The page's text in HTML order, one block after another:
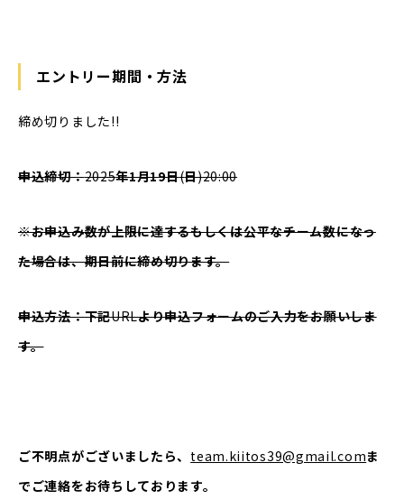
エントリー期間・方法
締め切りました!!
申込締切：2025年1月19日(日)20:00
※お申込み数が上限に達するもしくは公平なチーム数になっ
た場合は、期日前に締め切ります。
申込方法：下記URLより申込フォームのご入力をお願いしま
す。
ご不明点がございましたら、 team.kiitos39@gmail.comま
でご連絡をお待ちしております。